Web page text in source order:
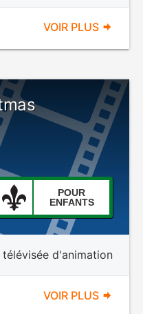
VOIR PLUS
POUR
ENFANTS
télévisée d'animation
VOIR PLUS